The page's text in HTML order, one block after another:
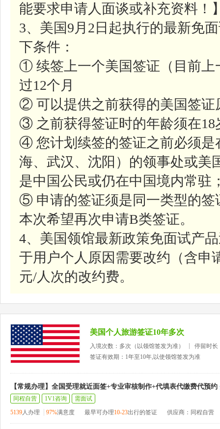
能要求申请人面谈或补充资料！
3、美国9月2日起执行的最新免
下条件：
① 续签上一个美国签证（目前上
过12个月
② 可以提供之前获得的美国签证
③ 之前获得签证时的年龄须在18
④ 您计划续签的签证之前必须是
海、武汉、沈阳）的领事处或美
是中国公民或仍在中国境内常驻
⑤ 申请的签证须是同一类型的签
本次希望再次申请B类签证。
4、美国领馆最新政策免面试产
于用户个人原因需要改约（含申
元/人次的改约费。
美国个人旅游签证10年多次
入境次数：多次（以领馆签发为准）
停留时长
签证有效期：1年至10年,以使领馆签发为准
【常规办理】全国受理就近面签+专业审核制作+代填表代缴费代预约
同程自营
1V1咨询
需面试
5139人办理 97%满意度 最早可办理10-23出行的签证 供应商：同程自营